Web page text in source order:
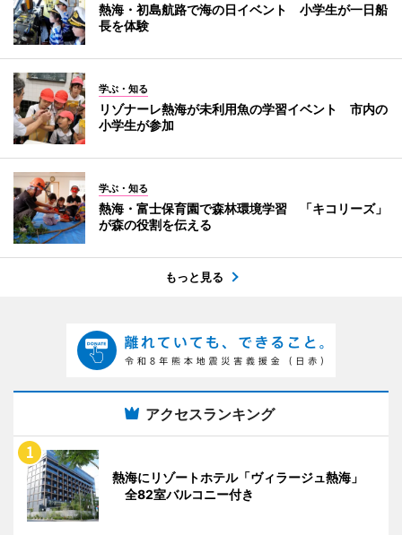
熱海・初島航路で海の日イベント 小学生が一日船
長を体験
学ぶ・知る
リゾナーレ熱海が未利用魚の学習イベント 市内の
小学生が参加
学ぶ・知る
熱海・富士保育園で森林環境学習 「キコリーズ」
が森の役割を伝える
もっと見る
アクセスランキング
熱海にリゾートホテル「ヴィラージュ熱海」
全82室バルコニー付き